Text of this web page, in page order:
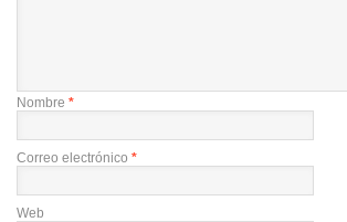
Nombre *
Correo electrónico *
Web